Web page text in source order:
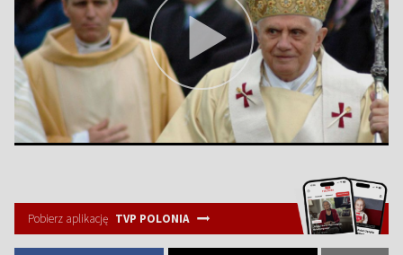
Pobierz aplikację TVP POLONIA